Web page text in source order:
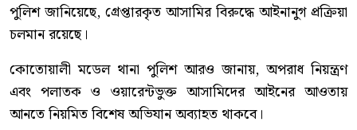
পুলিশ জানিয়েছে, গ্রেপ্তারকৃত আসামির বিরুদ্ধে আইনানুগ প্রক্রিয়া
চলমান রয়েছে।
কোতোয়ালী মডেল থানা পুলিশ আরও জানায়, অপরাধ নিয়ন্ত্রণ
এবং পলাতক ও ওয়ারেন্টভুক্ত আসামিদের আইনের আওতায়
আনতে নিয়মিত বিশেষ অভিযান অব্যাহত থাকবে।